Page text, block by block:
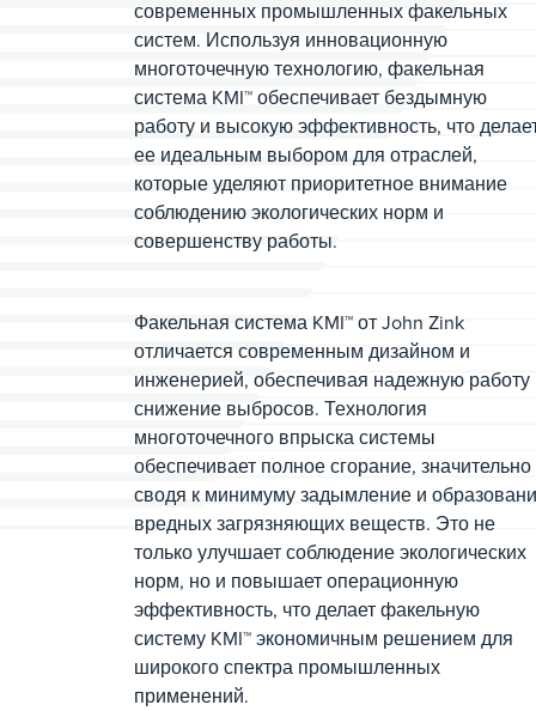
современных промышленных факельных
систем. Используя инновационную
многоточечную технологию, факельная
система KMI™ обеспечивает бездымную
работу и высокую эффективность, что
ее идеальным выбором для отраслей,
которые уделяют приоритетное внимание
соблюдению экологических норм и
совершенству работы.
Факельная система KMI™ от John Zink
отличается современным дизайном и
инженерией, обеспечивая надежную работу
снижение выбросов. Технология
многоточечного впрыска системы
обеспечивает полное сгорание, значительно
сводя к минимуму задымление и
вредных загрязняющих веществ. Это не
только улучшает соблюдение экологических
норм, но и повышает операционную
эффективность, что делает факельную
систему KMI™ экономичным решением для
широкого спектра промышленных
применений.